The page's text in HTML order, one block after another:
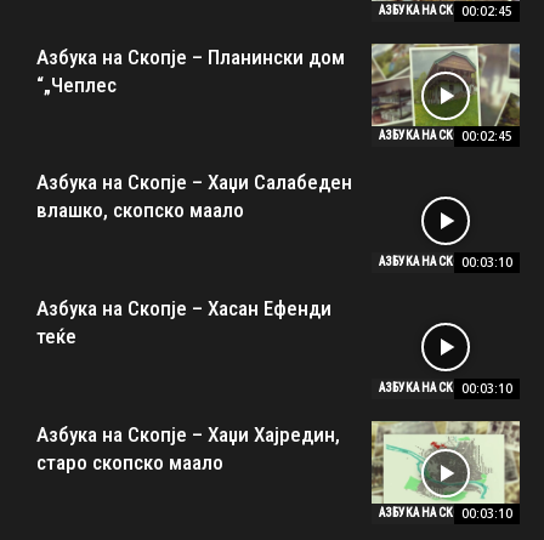
АЗБУКА НА СКОПЈЕ00:02:45
АЗБУКА НА СКОПЈЕ00:02:45
Азбука на Скопје – Планински дом
„Чеплес“
АЗБУКА НА СКОПЈЕ00:03:10
Азбука на Скопје – Хаџи Салабеден
влашко, скопско маало
АЗБУКА НА СКОПЈЕ00:03:10
Азбука на Скопје – Хасан Ефенди
теќе
АЗБУКА НА СКОПЈЕ00:03:10
Азбука на Скопје – Хаџи Хајредин,
старо скопско маало